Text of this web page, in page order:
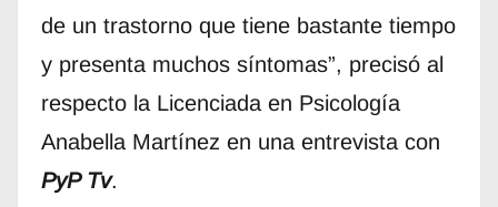
de un trastorno que tiene bastante tiempo
y presenta muchos síntomas”, precisó al
respecto la Licenciada en Psicología
Anabella Martínez en una entrevista con
PyP Tv.